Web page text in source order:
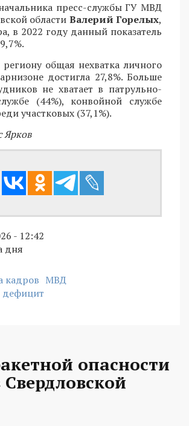
пресс-службы ГУ МВД
области Валерий Горелых,
в 2022 году данный показатель
общая нехватка личного
достигла 27,8%. Больше
не хватает в патрульно-
(44%), конвойной службе
участковых (37,1%).
Ярков
- 12:42
дня
кадров МВД
опасности
Свердловской